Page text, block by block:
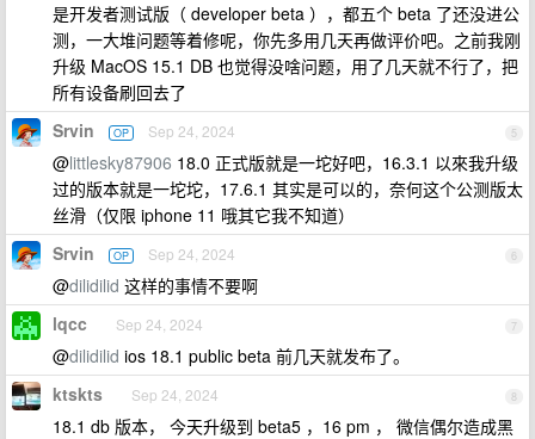
是开发者测试版（ developer beta ），都五个 beta 了还没进公
测，一大堆问题等着修呢，你先多用几天再做评价吧。之前我刚
升级 MacOS 15.1 DB 也觉得没啥问题，用了几天就不行了，把
所有设备刷回去了
5
Srvin OP Sep 24, 2024
@littlesky87906 18.0 正式版就是一坨好吧，16.3.1 以來我升级
过的版本就是一坨坨，17.6.1 其实是可以的，奈何这个公测版太
丝滑（仅限 iphone 11 哦其它我不知道）
6
Srvin OP Sep 24, 2024
@dilidilid 这样的事情不要啊
7
lqcc Sep 24, 2024
@dilidilid ios 18.1 public beta 前几天就发布了。
8
ktskts Sep 24, 2024
18.1 db 版本， 今天升级到 beta5 ，16 pm ， 微信偶尔造成黑